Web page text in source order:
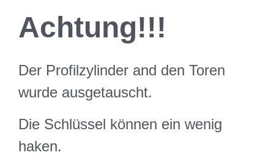
Achtung!!!
Der Profilzylinder and den Toren
wurde ausgetauscht.
Die Schlüssel können ein wenig
haken.